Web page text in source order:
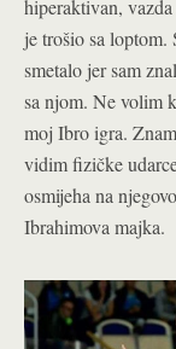
hiperaktivan,
je trošio sa
smetalo jer sam
sa njom. Ne volim
moj Ibro igra.
vidim fizičke
osmijeha na
Ibrahimova majka.